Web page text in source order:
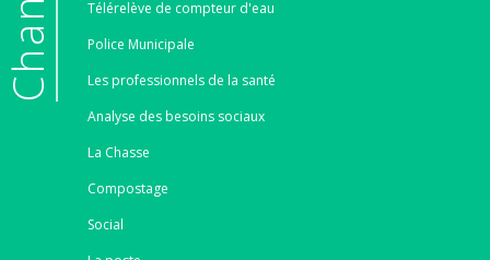
Télérelève de compteur d'eau
Police Municipale
Les professionnels de la santé
Analyse des besoins sociaux
La Chasse
Compostage
Social